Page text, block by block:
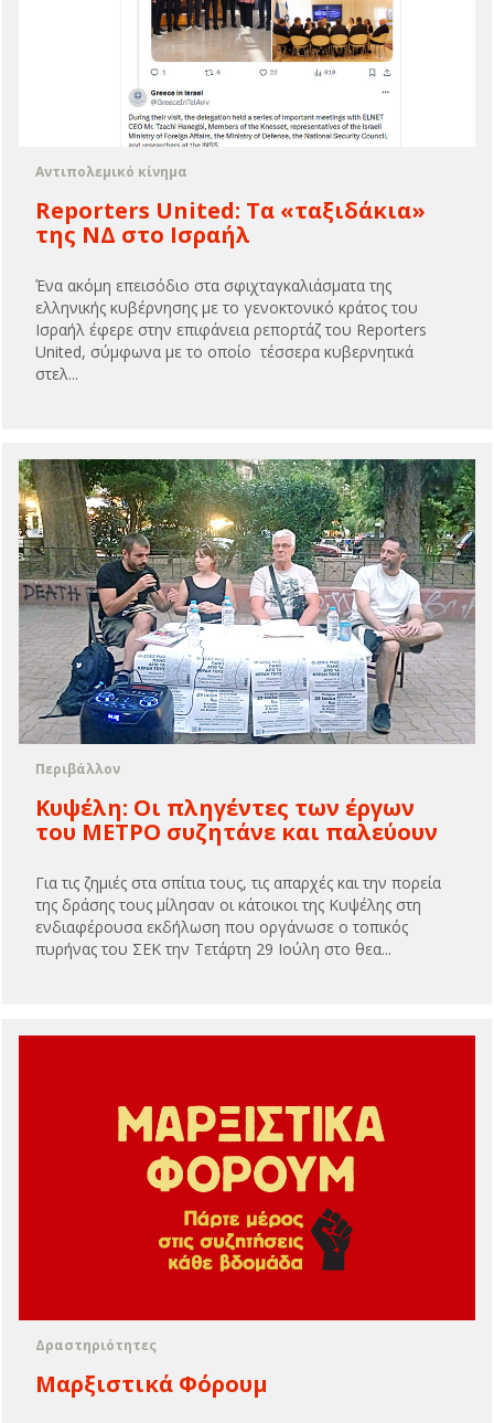
Αντιπολεμικό κίνημα
Reporters United: Τα «ταξιδάκια»
της ΝΔ στο Ισραήλ
Ένα ακόμη επεισόδιο στα σφιχταγκαλιάσματα της
ελληνικής κυβέρνησης με το γενοκτονικό κράτος του
Ισραήλ έφερε στην επιφάνεια ρεπορτάζ του Reporters
United, σύμφωνα με το οποίο τέσσερα κυβερνητικά
στελ...
Περιβάλλον
Κυψέλη: Οι πληγέντες των έργων
του ΜΕΤΡΟ συζητάνε και παλεύουν
Για τις ζημιές στα σπίτια τους, τις απαρχές και την πορεία
της δράσης τους μίλησαν οι κάτοικοι της Κυψέλης στη
ενδιαφέρουσα εκδήλωση που οργάνωσε ο τοπικός
πυρήνας του ΣΕΚ την Τετάρτη 29 Ιούλη στο θεα...
Δραστηριότητες
Μαρξιστικά Φόρουμ